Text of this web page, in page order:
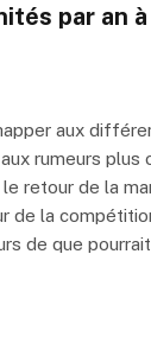
par an
aux
rumeurs plus
retour de la
de la
de que